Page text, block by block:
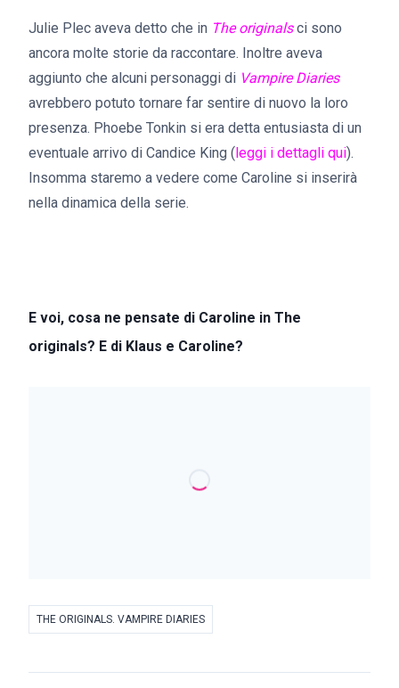
Julie Plec aveva detto che in The originalsci sono
ancora molte storie da raccontare. Inoltre aveva
aggiunto che alcuni personaggi di Vampire Diaries
avrebbero potuto tornare far sentire di nuovo la loro
presenza. Phoebe Tonkin si era detta entusiasta di un
eventuale arrivo di Candice King (leggi i dettagli qui).
Insomma staremo a vedere come Caroline si inserirà
nella dinamica della serie.
E voi, cosa ne pensate di Caroline in The
originals? E di Klaus e Caroline?
THE ORIGINALS. VAMPIRE DIARIES